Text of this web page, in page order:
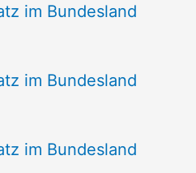
im Bundesland
im Bundesland
im Bundesland